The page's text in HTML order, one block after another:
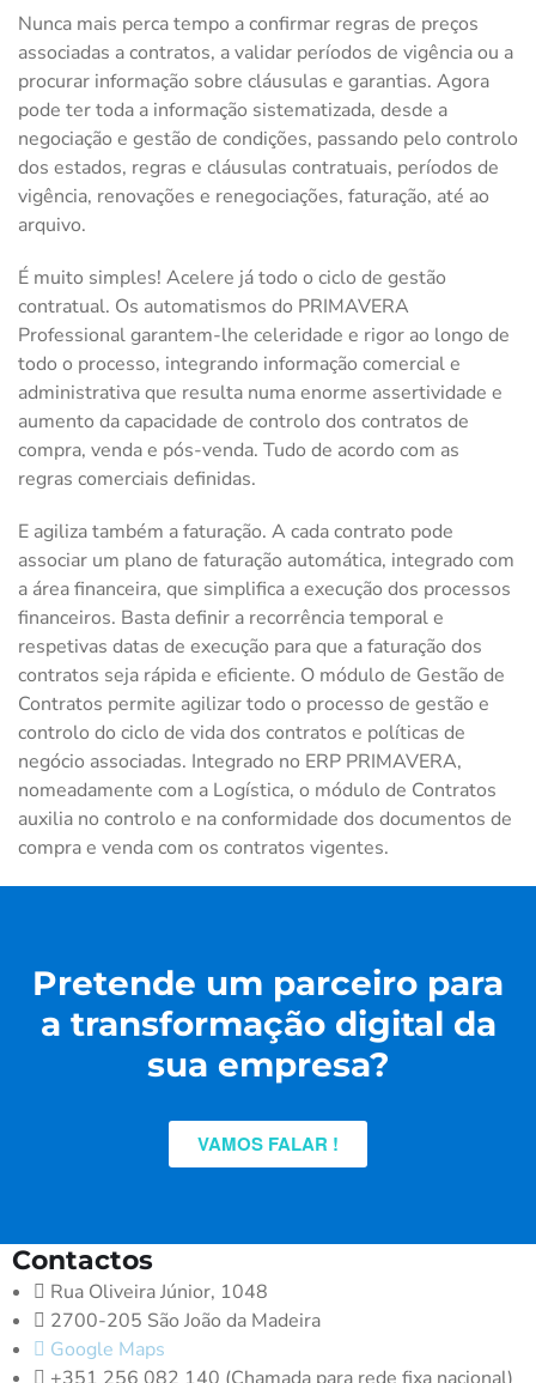
Nunca mais perca tempo a confirmar regras de preços
associadas a contratos, a validar períodos de vigência ou a
procurar informação sobre cláusulas e garantias. Agora
pode ter toda a informação sistematizada, desde a
negociação e gestão de condições, passando pelo controlo
dos estados, regras e cláusulas contratuais, períodos de
vigência, renovações e renegociações, faturação, até ao
arquivo.
É muito simples! Acelere já todo o ciclo de gestão
contratual. Os automatismos do PRIMAVERA
Professional garantem-lhe celeridade e rigor ao longo de
todo o processo, integrando informação comercial e
administrativa que resulta numa enorme assertividade e
aumento da capacidade de controlo dos contratos de
compra, venda e pós-venda. Tudo de acordo com as
regras comerciais definidas.
E agiliza também a faturação. A cada contrato pode
associar um plano de faturação automática, integrado com
a área financeira, que simplifica a execução dos processos
financeiros. Basta definir a recorrência temporal e
respetivas datas de execução para que a faturação dos
contratos seja rápida e eficiente. O módulo de Gestão de
Contratos permite agilizar todo o processo de gestão e
controlo do ciclo de vida dos contratos e políticas de
negócio associadas. Integrado no ERP PRIMAVERA,
nomeadamente com a Logística, o módulo de Contratos
auxilia no controlo e na conformidade dos documentos de
compra e venda com os contratos vigentes.
Pretende um parceiro para
a transformação digital da
sua empresa?
VAMOS FALAR !
Contactos
Rua Oliveira Júnior, 1048
2700-205 São João da Madeira
Google Maps